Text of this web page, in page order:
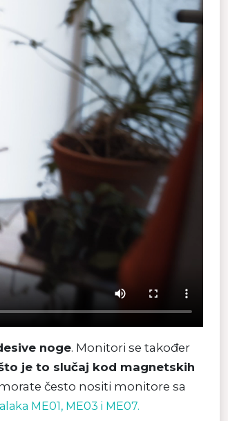
noge. Monitori se također
je to slučaj kod magnetskih
često nositi monitore sa
ME01, ME03 i ME07.